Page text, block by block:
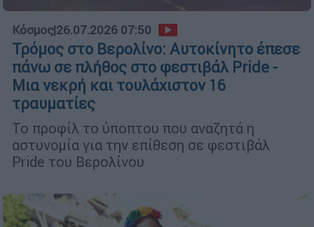
Κόσμος|26.07.2026 07:50
Τρόμος στο Βερολίνο: Αυτοκίνητο έπεσε
πάνω σε πλήθος στο φεστιβάλ Pride -
Μια νεκρή και τουλάχιστον 16
τραυματίες
Το προφίλ το ύποπτου που αναζητά η
αστυνομία για την επίθεση σε φεστιβάλ
Pride του Βερολίνου